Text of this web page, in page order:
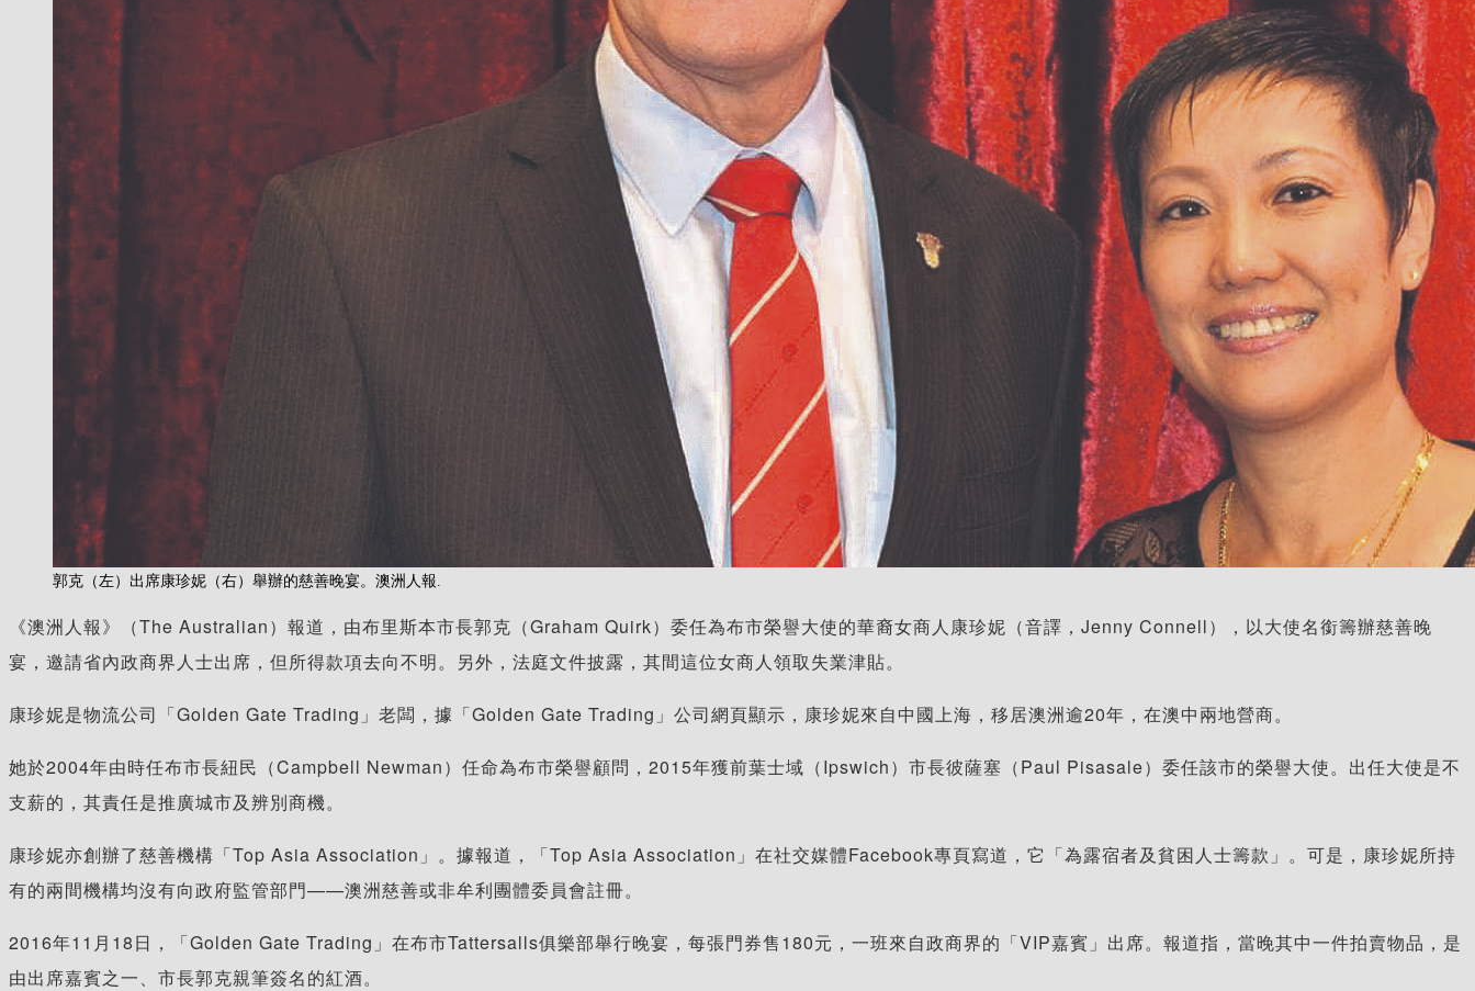
郭克（左）出席康珍妮（右）舉辦的慈善晚宴。澳洲人報.
《澳洲人報》（The Australian）報道，由布里斯本市長郭克（Graham Quirk）委任為布市榮譽大使的華裔女商人康珍妮（音譯，Jenny Connell），以大使名銜籌辦慈善晚
宴，邀請省內政商界人士出席，但所得款項去向不明。另外，法庭文件披露，其間這位女商人領取失業津貼。
康珍妮是物流公司「Golden Gate Trading」老闆，據「Golden Gate Trading」公司網頁顯示，康珍妮來自中國上海，移居澳洲逾20年，在澳中兩地營商。
她於2004年由時任布市長紐民（Campbell Newman）任命為布市榮譽顧問，2015年獲前葉士域（Ipswich）市長彼薩塞（Paul Pisasale）委任該市的榮譽大使。出任大使是不
支薪的，其責任是推廣城市及辨別商機。
康珍妮亦創辦了慈善機構「Top Asia Association」。據報道，「Top Asia Association」在社交媒體Facebook專頁寫道，它「為露宿者及貧困人士籌款」。可是，康珍妮所持
有的兩間機構均沒有向政府監管部門——澳洲慈善或非牟利團體委員會註冊。
2016年11月18日，「Golden Gate Trading」在布市Tattersalls俱樂部舉行晚宴，每張門券售180元，一班來自政商界的「VIP嘉賓」出席。報道指，當晚其中一件拍賣物品，是
由出席嘉賓之一、市長郭克親筆簽名的紅酒。